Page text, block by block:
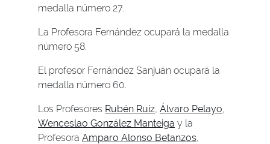
medalla número 27.
La Profesora Fernández ocupará la medalla
número 58.
El profesor Fernández Sanjuán ocupará la
medalla número 60.
Los Profesores Rubén Ruiz, Álvaro Pelayo,
Wenceslao González Manteiga y la
Profesora Amparo Alonso Betanzos,